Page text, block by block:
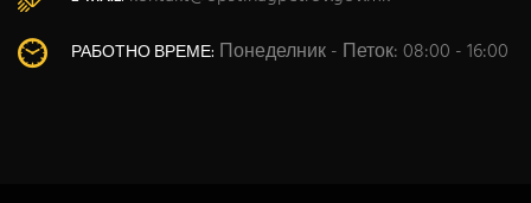
РАБОТНО ВРЕМЕ: Понеделник - Петок: 08:00 - 16:00